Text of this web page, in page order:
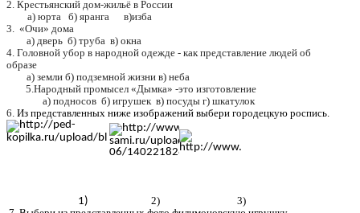
2. Крестьянский дом-жильё в России
а) юрта б) яранга в)изба
3. «Очи» дома
а) дверь б) труба в) окна
4. Головной убор в народной одежде - как представление людей об
образе
а) земли б) подземной жизни в) неба
5.Народный промысел «Дымка» -это изготовление
а) подносов б) игрушек в) посуды г) шкатулок
6. Из представленных ниже изображений выбери городецкую роспись.
2) 3)